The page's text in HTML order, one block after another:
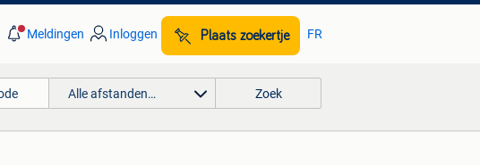
Meldingen Inloggen Plaats zoekertje FR
Alle afstanden… Zoek